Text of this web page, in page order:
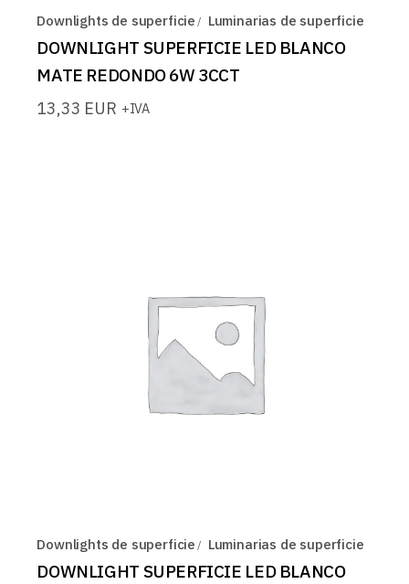
Downlights de superficie Luminarias de superficie
DOWNLIGHT SUPERFICIE LED BLANCO
MATE REDONDO 6W 3CCT
13,33 EUR +IVA
Downlights de superficie Luminarias de superficie
DOWNLIGHT SUPERFICIE LED BLANCO